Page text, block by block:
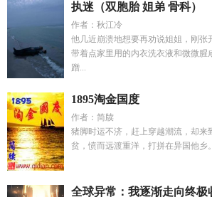
执迷（双胞胎 姐弟 骨科）
作者：秋江冷
他几近崩溃地想要再劝说姐姐，刚张
带着点家里用的内衣洗衣液和微微腥
蹭...
1895淘金国度
作者：简牍
猪脚时运不济，赶上穿越潮流，却来
贫，愤而远渡重洋，打拼在异国他乡
全球异常：我逐渐走向终极